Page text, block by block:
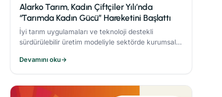
Alarko Tarım, Kadın Çiftçiler Yılı’nda
“Tarımda Kadın Gücü” Hareketini Başlattı
İyi tarım uygulamaları ve teknoloji destekli
sürdürülebilir üretim modeliyle sektörde kurumsal
üçüncü yılında “Tarımda Kadın Gücü” hareketi
başlatıyor.
Devamını oku→